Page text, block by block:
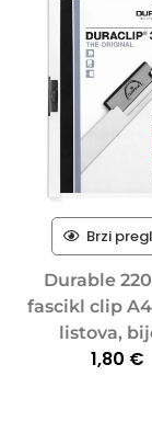
Brzi
Durable
fascikl clip
listova,
1,80 €